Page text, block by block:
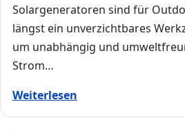
Solargeneratoren sind für
längst ein unverzichtbares
um unabhängig und
Strom…
Weiterlesen